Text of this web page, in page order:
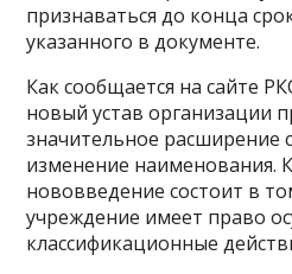
признаваться до конца
указанного в документе.
Как сообщается на сайте
новый устав организации
значительное расширение
изменение наименования.
нововведение состоит в
учреждение имеет право
классификационные